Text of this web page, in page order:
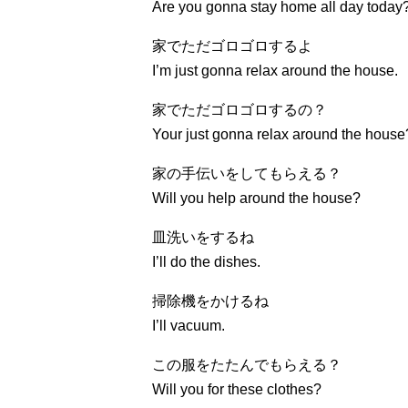
Are you gonna stay home all day
家でただゴロゴロするよ
I’m just gonna relax around the house.
家でただゴロゴロするの？
Your just gonna relax around the
家の手伝いをしてもらえる？
Will you help around the house?
皿洗いをするね
I’ll do the dishes.
掃除機をかけるね
I’ll vacuum.
この服をたたんでもらえる？
Will you for these clothes?